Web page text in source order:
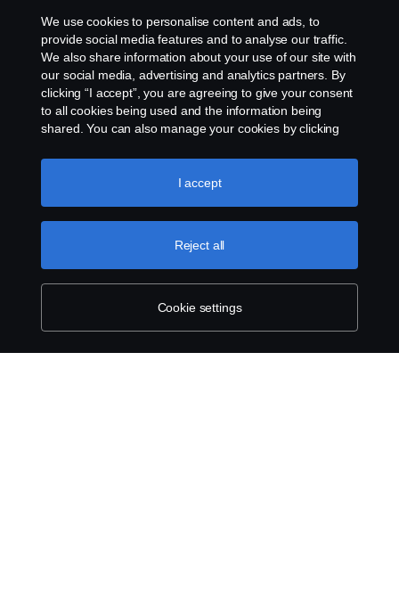
weerapot.eidthongsai@scania.com
We use cookies to personalise content and ads, to
provide social media features and to analyse our traffic.
We also share information about your use of our site with
our social media, advertising and analytics partners. By
clicking “I accept”, you are agreeing to give your consent
to all cookies being used and the information being
shared. You can also manage your cookies by clicking
like to accept. For a more detailed explanation of how we
use cookies, please visit our cookies section, which you
Cookie settings
Reject all
I accept